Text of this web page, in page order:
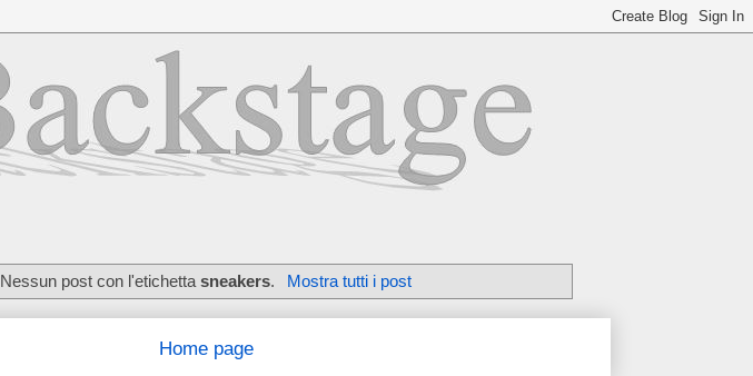
Nessun post con l'etichettasneakers. Mostra tutti i post
Home page